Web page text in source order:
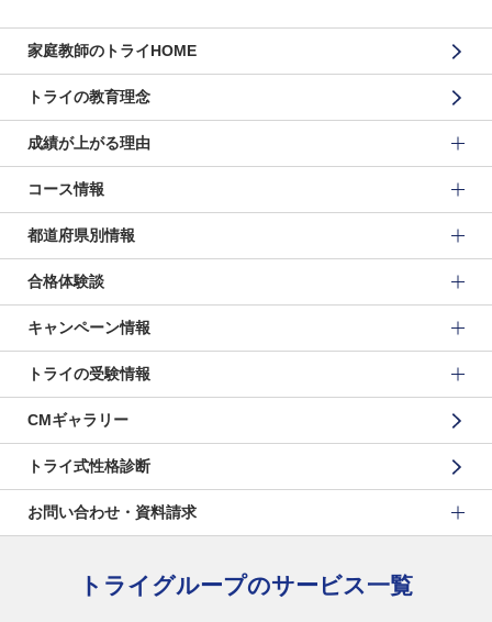
家庭教師のトライHOME
トライの教育理念
成績が上がる理由
コース情報
都道府県別情報
合格体験談
キャンペーン情報
トライの受験情報
CMギャラリー
トライ式性格診断
お問い合わせ・資料請求
トライグループのサービス一覧